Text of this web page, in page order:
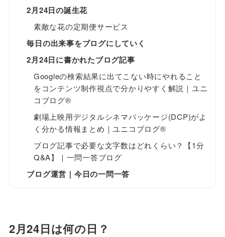
2月24日の誕生花
素敵な花の定期便サービス
毎日の出来事をブログにしていく
2月24日に書かれたブログ記事
Googleの検索結果に出てこない時にやれること
をコンテンツ制作視点で分かりやすく解説｜ユニ
コブログ®
劇場上映用デジタルシネマパッケージ(DCP)がよ
く分かる情報まとめ｜ユニコブログ®
ブログ記事で必要な文字数はどれくらい？【1分
Q&A】｜一問一答ブログ
ブログ運営｜今日の一問一答
2月24日は何の日？